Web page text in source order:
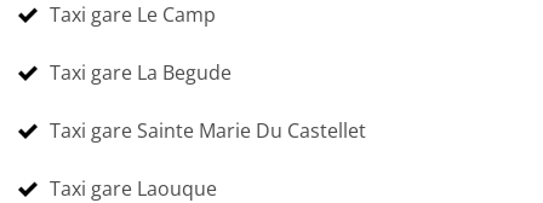
Taxi gare Le Camp
Taxi gare La Begude
Taxi gare Sainte Marie Du Castellet
Taxi gare Laouque